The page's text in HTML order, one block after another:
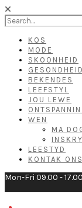
KOS
MODE
SKOONHEID
GESONDHEID
BEKENDES
LEEFSTYL
JOU LEWE
WEN
MA
LEESTYD
KONTAK ONS
Mon-Fri 09.00 - 17.00